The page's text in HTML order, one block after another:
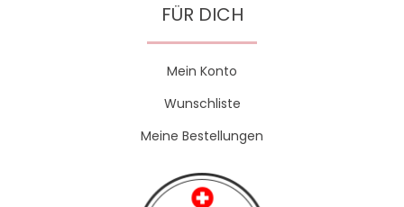
FÜR DICH
Mein Konto
Wunschliste
Meine Bestellungen